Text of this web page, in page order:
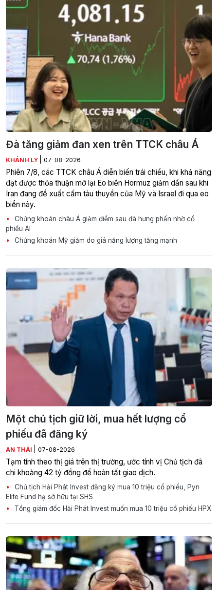
Đà tăng giảm đan xen trên TTCK châu Á
KHÁNH LY 07-08-2026
Phiên 7/8, các TTCK châu Á diễn biến trái chiều, khi khả năng
đạt được thỏa thuận mở lại Eo biển Hormuz giảm dần sau khi
Iran đang đề xuất cấm tàu thuyền của Mỹ và Israel đi qua eo
biển này.
Chứng khoán châu Á giảm điểm sau đà hưng phấn nhờ cổ
phiếu AI
Chứng khoán Mỹ giảm do giá năng lượng tăng mạnh
Một chủ tịch giữ lời, mua hết lượng cổ
phiếu đã đăng ký
AN THÁI 07-08-2026
Tạm tính theo thị giá trên thị trường, ước tính vị Chủ tịch đã
chi khoảng 42 tỷ đồng để hoàn tất giao dịch.
Chủ tịch Hải Phát Invest đăng ký mua 10 triệu cổ phiếu, Pyn
Elite Fund hạ sở hữu tại SHS
Tổng giám đốc Hải Phát Invest muốn mua 10 triệu cổ phiếu HPX